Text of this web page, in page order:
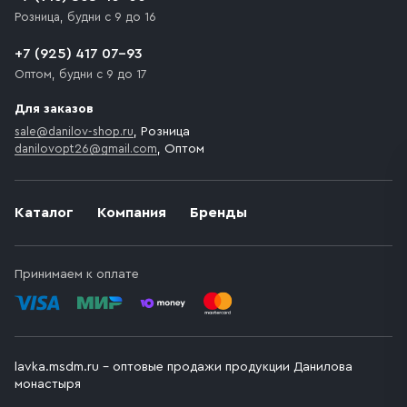
необходимо компенсировать стоимость въезда
Каталог Компания Бренды
Принимаем к оплате
Розница, будни с 9 до 16
+7 (925) 417 07-93
Оптом, будни с 9 до 17
Для заказов
sale@danilov-shop.ru, Розница
danilovopt26@gmail.com, Оптом
lavka.msdm.ru – оптовые продажи продукции Данилова
монастыря